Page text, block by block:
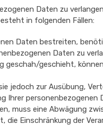
Daten zu
in folgenden Fällen:
Daten bestreiten,
Daten zu
geschah/geschieht,
jedoch zur Ausübung,
Ihrer personenbezogenen
muss eine Abwägung
Einschränkung der